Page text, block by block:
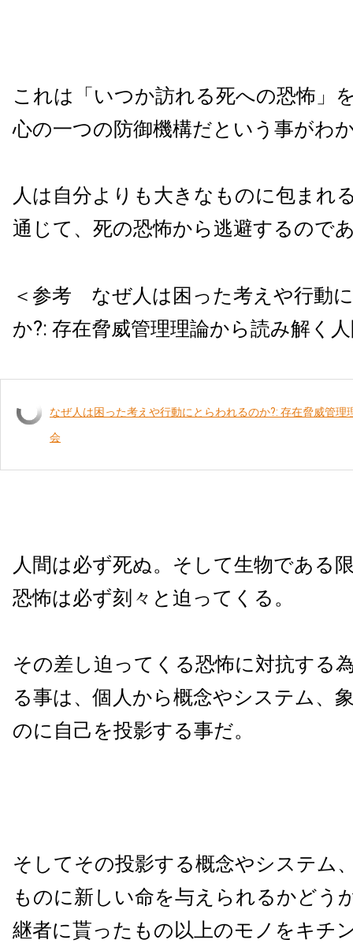
これは「いつか訪れる死への恐怖」
心の一つの防御機構だという事がわ
人は自分よりも大きなものに包まれ
通じて、死の恐怖から逃避するので
＜参考 なぜ人は困った考えや行動
か?: 存在脅威管理理論から読み解く
なぜ人は困った考えや行動にとらわれるのか?: 存在脅威管理
会
人間は必ず死ぬ。そして生物である
恐怖は必ず刻々と迫ってくる。
その差し迫ってくる恐怖に対抗する
る事は、個人から概念やシステム、
のに自己を投影する事だ。
そしてその投影する概念やシステム
ものに新しい命を与えられるかどう
継者に貰ったもの以上のモノをキチ